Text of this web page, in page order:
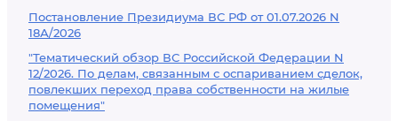
Постановление Президиума ВС РФ от 01.07.2026 N
18А/2026
"Тематический обзор ВС Российской Федерации N
12/2026. По делам, связанным с оспариванием сделок,
повлекших переход права собственности на жилые
помещения"